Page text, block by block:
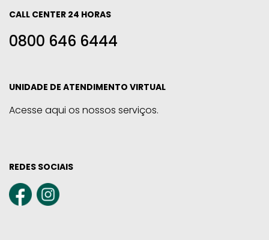
CALL CENTER 24 HORAS
0800 646 6444
UNIDADE DE ATENDIMENTO VIRTUAL
Acesse aqui os nossos serviços.
REDES SOCIAIS